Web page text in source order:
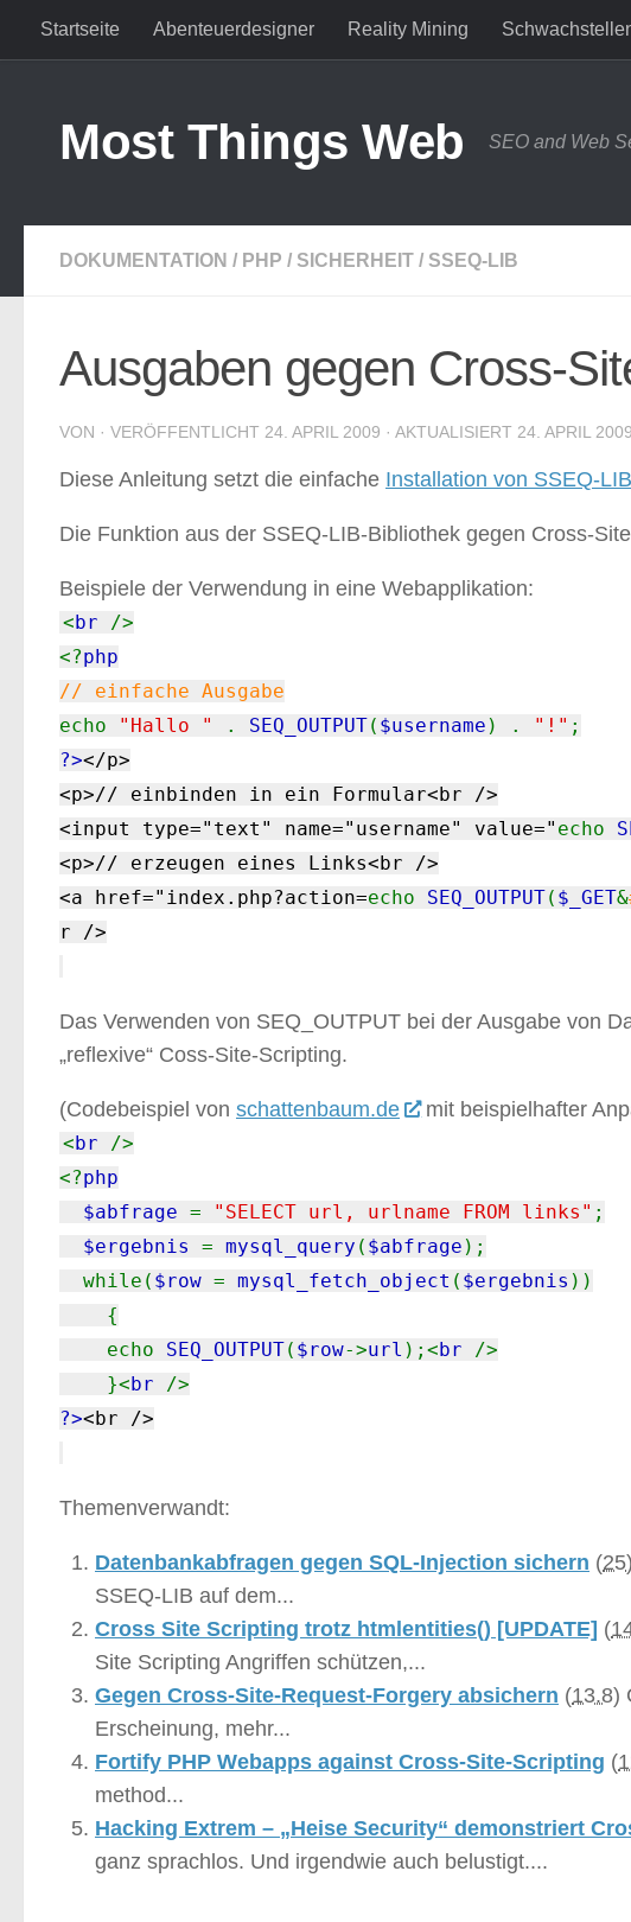
Zum Inhalt springen
Startseite Abenteuerdesigner Reality Mining
Most Things Web SEO and Web
DOKUMENTATION / PHP / SICHERHEIT / SSEQ-LIB
Ausgaben gegen Cross-
VON · VERÖFFENTLICHT 24. APRIL 2009 · AKTUALISIERT 24. APRIL 2009
Diese Anleitung setzt die einfache Installation von SSEQ-LIB
Die Funktion aus der SSEQ-LIB-Bibliothek gegen Cross-
Beispiele der Verwendung in eine Webapplikation:
<br />
<?php
// einfache Ausgabe
echo
"Hallo " . SEQ_OUTPUT( $username ) . "!" ;
?></p>
<p>// einbinden in ein Formular<br />
<input type="text" name="username" value=" echo
<p>// erzeugen eines Links<br />
<a href="index.php?action=echo SEQ_OUTPUT( $_GET&
r />
Das Verwenden von SEQ_OUTPUT bei der Ausgabe von
„reflexive“ Coss-Site-Scripting.
(Codebeispiel von schattenbaum.de mit beispielhafter
<br />
<?php
$abfrage = "SELECT url, urlname FROM links" ;
$ergebnis = mysql_query ( $abfrage );
while( $row = mysql_fetch_object ( $ergebnis ))
{
echo SEQ_OUTPUT( $row->url );<br />
}<br />
?><br />
Themenverwandt:
Datenbankabfragen gegen SQL-Injection sichern (25)
SSEQ-LIB auf dem...
Cross Site Scripting trotz htmlentities() [UPDATE] (
Site Scripting Angriffen schützen,...
Gegen Cross-Site-Request-Forgery absichern (13.8)
Erscheinung, mehr...
Fortify PHP Webapps against Cross-Site-Scripting (
method...
Hacking Extrem – „Heise Security“ demonstriert
ganz sprachlos. Und irgendwie auch belustigt....